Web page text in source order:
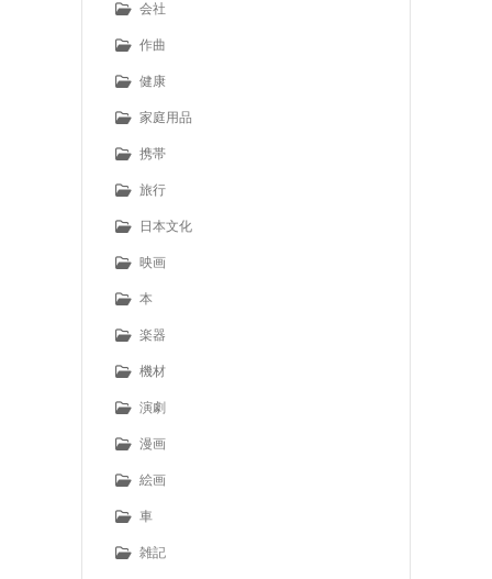
会社
作曲
健康
家庭用品
携帯
旅行
日本文化
映画
本
楽器
機材
演劇
漫画
絵画
車
雑記